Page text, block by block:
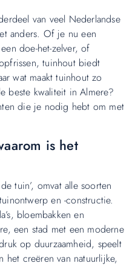
van veel Nederlandse
anders. Of je nu een
doe-het-zelver, of
tuinhout biedt
wat maakt tuinhout zo
beste kwaliteit in Almere?
die je nodig hebt om met
is het
tuin’, omvat alle soorten
en -constructie.
bloembakken en
een stad met een moderne
op duurzaamheid, speelt
creëren van natuurlijke,